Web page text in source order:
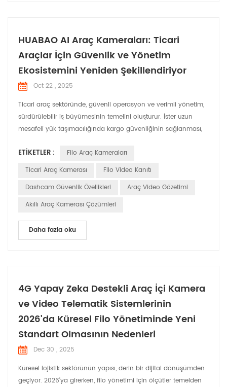
HUABAO AI Araç Kameraları: Ticari
Araçlar İçin Güvenlik ve Yönetim
Ekosistemini Yeniden Şekillendiriyor
Oct 22 , 2025
Ticari araç sektöründe, güvenli operasyon ve verimli yönetim,
sürdürülebilir iş büyümesinin temelini oluşturur. İster uzun
mesafeli yük taşımacılığında kargo güvenliğinin sağlanması,
korunması, isterse mühendislik araçları için operasyonel
standartların korunması olsun, gerçek dünya ihtiyaçlarına
ETIKETLER :
Filo Araç Kameraları
Ticari Araç Kamerası
Filo Video Kanıtı
Dashcam Güvenlik Özellikleri
Araç Video Gözetimi
Akıllı Araç Kamerası Çözümleri
Daha fazla oku
4G Yapay Zeka Destekli Araç İçi Kamera
ve Video Telematik Sistemlerinin
2026'da Küresel Filo Yönetiminde Yeni
Standart Olmasının Nedenleri
Dec 30 , 2025
Küresel lojistik sektörünün yapısı, derin bir dijital dönüşümden
geçiyor. 2026'ya girerken, filo yönetimi için ölçütler temelden